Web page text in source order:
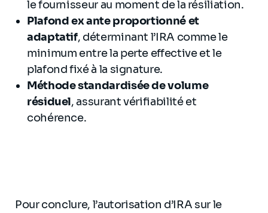
le fournisseur au moment de la résiliation.
Plafond ex ante proportionné et
adaptatif, déterminant l’IRA comme le
minimum entre la perte effective et le
plafond fixé à la signature.
Méthode standardisée de volume
résiduel, assurant vérifiabilité et
cohérence.
Pour conclure, l’autorisation d’IRA sur le